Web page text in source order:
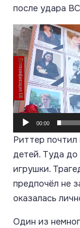
после удара
Видеоплеер
00:00
Риттер почтил
детей. Туда до
игрушки.
предпочёл не
оказалась
Один из